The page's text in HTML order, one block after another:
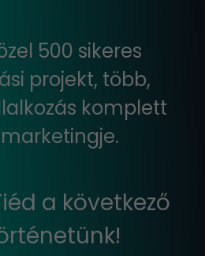
500 sikeres
projekt, több,
komplett
a következő